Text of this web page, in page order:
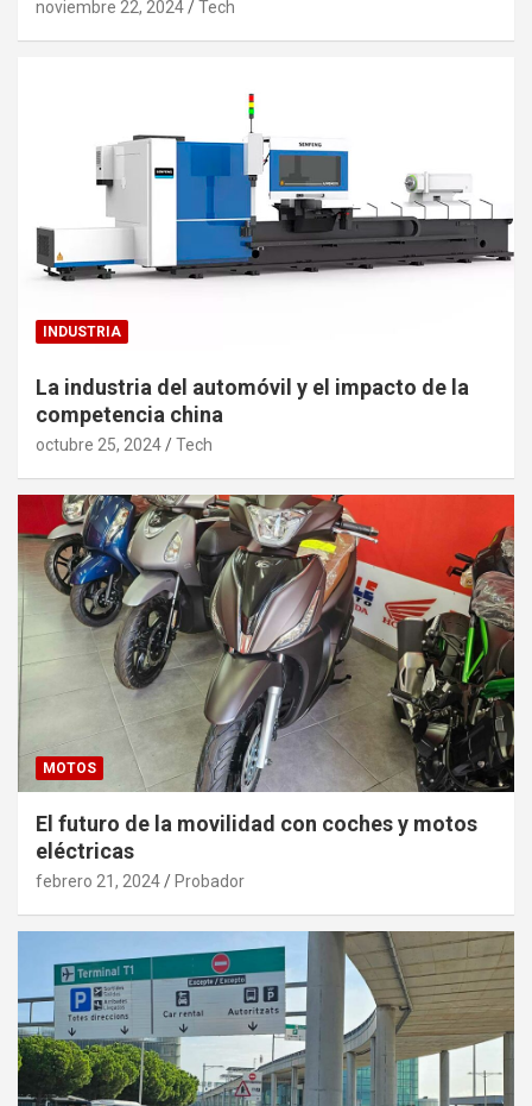
noviembre 22, 2024 Tech
INDUSTRIA
La industria del automóvil y el impacto de la
competencia china
octubre 25, 2024 Tech
MOTOS
El futuro de la movilidad con coches y motos
eléctricas
febrero 21, 2024 Probador